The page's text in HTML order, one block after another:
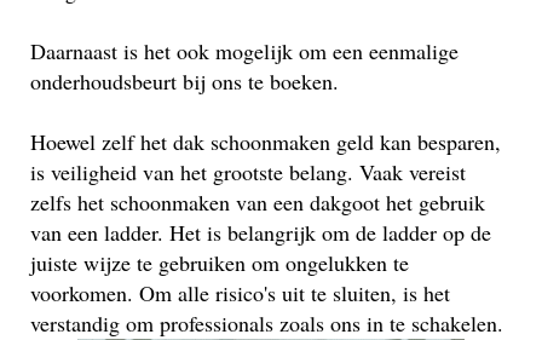
Daarnaast is het ook mogelijk om een eenmalige
onderhoudsbeurt bij ons te boeken.
Hoewel zelf het dak schoonmaken geld kan besparen,
is veiligheid van het grootste belang. Vaak vereist
zelfs het schoonmaken van een dakgoot het gebruik
van een ladder. Het is belangrijk om de ladder op de
juiste wijze te gebruiken om ongelukken te
voorkomen. Om alle risico's uit te sluiten, is het
verstandig om professionals zoals ons in te schakelen.